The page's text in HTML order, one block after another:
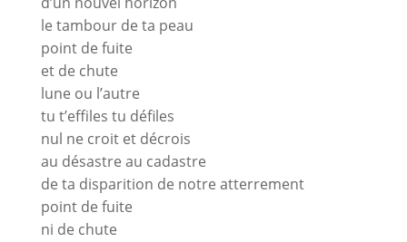
le tambour de ta peau
point de fuite
et de chute
lune ou l’autre
tu t’effiles tu défiles
nul ne croit et décrois
au désastre au cadastre
de ta disparition de notre atterrement
point de fuite
ni de chute